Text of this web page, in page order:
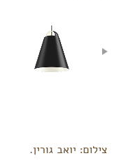
צילום: יואב גורין.